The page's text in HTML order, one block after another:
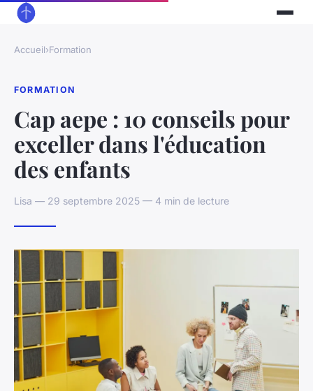
Accueil›Formation
FORMATION
Cap aepe : 10 conseils pour
exceller dans l'éducation
des enfants
Lisa — 29 septembre 2025 — 4 min de lecture